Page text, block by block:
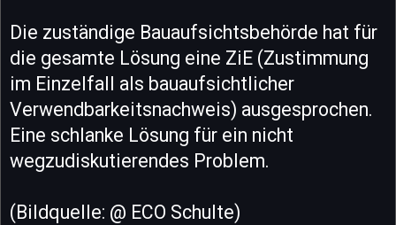
Die zuständige Bauaufsichtsbehörde hat für
die gesamte Lösung eine ZiE (Zustimmung
im Einzelfall als bauaufsichtlicher
Verwendbarkeitsnachweis) ausgesprochen.
Eine schlanke Lösung für ein nicht
wegzudiskutierendes Problem.
(Bildquelle: @ ECO Schulte)